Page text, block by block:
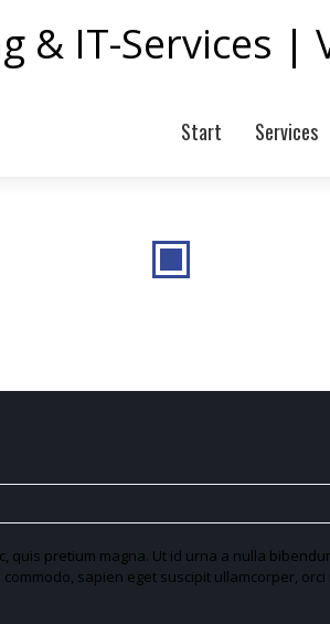
Start Services
quis pretium magna. Ut id urna a nulla
sapien eget suscipit ullamcorper,